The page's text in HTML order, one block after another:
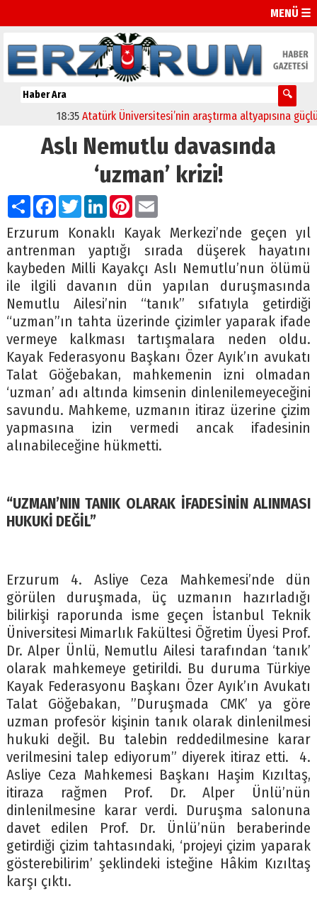
MENÜ ☰
Atatürk Üniversitesi’nin araştırma altyapısına güçlü onay
Aslı Nemutlu davasında
‘uzman’ krizi!
PaylaşFacebook
TwitterLinkedIn
Pinterest
Email
Erzurum Konaklı Kayak Merkezi’nde geçen yıl
antrenman yaptığı sırada düşerek hayatını
kaybeden Milli Kayakçı Aslı Nemutlu’nun ölümü
ile ilgili davanın dün yapılan duruşmasında
Nemutlu Ailesi’nin “tanık” sıfatıyla getirdiği
“uzman”ın tahta üzerinde çizimler yaparak ifade
vermeye kalkması tartışmalara neden oldu.
Kayak Federasyonu Başkanı Özer Ayık’ın avukatı
Talat Göğebakan, mahkemenin izni olmadan
‘uzman’ adı altında kimsenin dinlenilemeyeceğini
savundu. Mahkeme, uzmanın itiraz üzerine çizim
yapmasına izin vermedi ancak ifadesinin
alınabileceğine hükmetti.
“UZMAN’NIN TANIK OLARAK İFADESİNİN ALINMASI
HUKUKİ DEĞİL”
Erzurum 4. Asliye Ceza Mahkemesi’nde dün
görülen duruşmada, üç uzmanın hazırladığı
bilirkişi raporunda isme geçen İstanbul Teknik
Üniversitesi Mimarlık Fakültesi Öğretim Üyesi Prof.
Dr. Alper Ünlü, Nemutlu Ailesi tarafından ‘tanık’
olarak mahkemeye getirildi. Bu duruma Türkiye
Kayak Federasyonu Başkanı Özer Ayık’ın Avukatı
Talat Göğebakan, ”Duruşmada CMK’ ya göre
uzman profesör kişinin tanık olarak dinlenilmesi
hukuki değil. Bu talebin reddedilmesine karar
verilmesini talep ediyorum” diyerek itiraz etti. 4.
Asliye Ceza Mahkemesi Başkanı Haşim Kızıltaş,
itiraza rağmen Prof. Dr. Alper Ünlü’nün
dinlenilmesine karar verdi. Duruşma salonuna
davet edilen Prof. Dr. Ünlü’nün beraberinde
getirdiği çizim tahtasındaki, ‘projeyi çizim yaparak
gösterebilirim’ şeklindeki isteğine Hâkim Kızıltaş
karşı çıktı.